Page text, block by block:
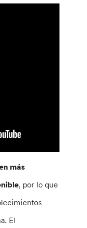
más
, por lo que
El